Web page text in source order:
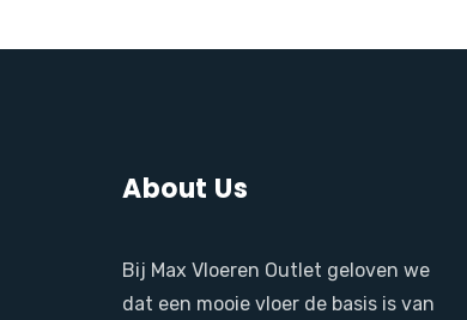
About Us
Bij Max Vloeren Outlet geloven we
dat een mooie vloer de basis is van